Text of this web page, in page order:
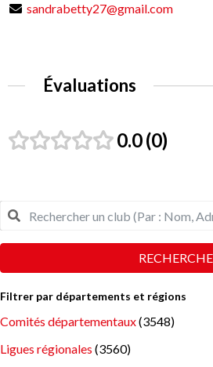
sandrabetty27@gmail.com
Évaluations
0.0 0
RECHERCHE
Filtrer par départements et régions
Comités départementaux(3548)
Ligues régionales (3560)